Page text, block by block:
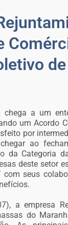
chega a um
um Acordo
por
ao
da Categoria
deste setor
seus
a empresa
do